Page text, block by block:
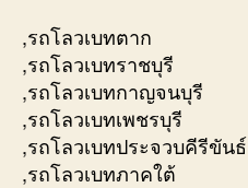
,รถโลวเบทตาก
,รถโลวเบทราชบุรี
,รถโลวเบทกาญจนบุรี
,รถโลวเบทเพชรบุรี
,รถโลวเบทประจวบคีรีขันธ์
,รถโลวเบทภาคใต้